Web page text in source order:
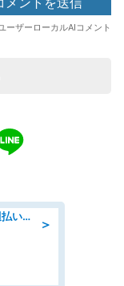
＞
検査/製造スタッフ/工場・製造系 週払いOK 土日休み プラスチック製品組立 チェック